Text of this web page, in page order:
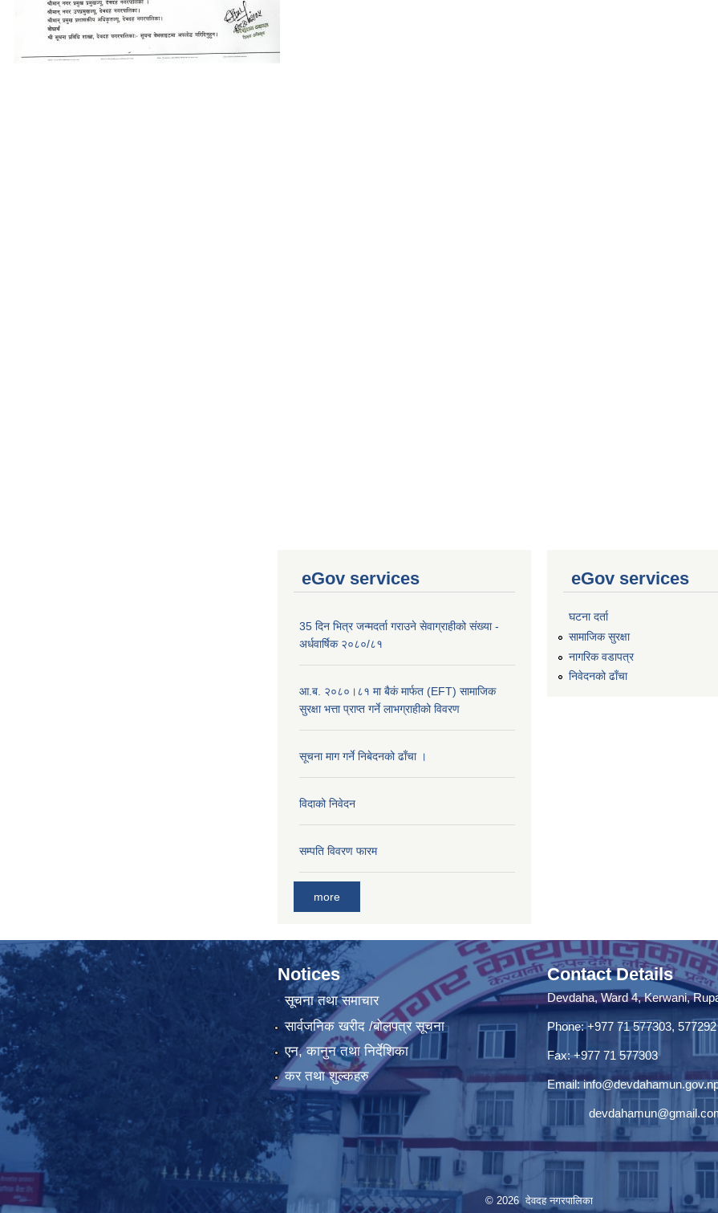
eGov services
35 दिन भित्र जन्मदर्ता गराउने सेवाग्राहीको संख्या -
अर्धवार्षिक २०८०/८१
आ.ब. २०८०।८१ मा बैकं मार्फत (EFT) सामाजिक
सुरक्षा भत्ता प्राप्त गर्ने लाभग्राहीको विवरण
सूचना माग गर्ने निबेदनको ढाँचा ।
विदाको निवेदन
सम्पति विवरण फारम
more
eGov services
घटना दर्ता
सामाजिक सुरक्षा
नागरिक वडापत्र
निवेदनको ढाँचा
Notices
सूचना तथा समाचार
सार्वजनिक खरीद /बोलपत्र सूचना
एन, कानुन तथा निर्देशिका
कर तथा शुल्कहरु
Contact Details
Devdaha, Ward 4, Kerwani,
Phone: +977 71 577303, 577292
Fax: +977 71 577303
Email:
© 2026 देवदह नगरपालिका